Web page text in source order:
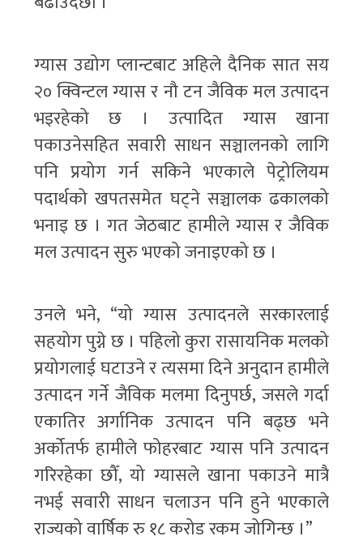
ग्यास उद्योग प्लान्टबाट अहिले दैनिक सात सय
२० क्विन्टल ग्यास र नौ टन जैविक मल उत्पादन
भइरहेको छ । उत्पादित ग्यास खाना
पकाउनेसहित सवारी साधन सञ्चालनको लागि
पनि प्रयोग गर्न सकिने भएकाले पेट्रोलियम
पदार्थको खपतसमेत घट्ने सञ्चालक ढकालको
भनाइ छ । गत जेठबाट हामीले ग्यास र जैविक
मल उत्पादन सुरु भएको जनाइएको छ ।
उनले भने, “यो ग्यास उत्पादनले सरकारलाई
सहयोग पुग्ने छ । पहिलो कुरा रासायनिक मलको
प्रयोगलाई घटाउने र त्यसमा दिने अनुदान हामीले
उत्पादन गर्ने जैविक मलमा दिनुपर्छ, जसले गर्दा
एकातिर अर्गानिक उत्पादन पनि बढ्छ भने
अर्कोतर्फ हामीले फोहरबाट ग्यास पनि उत्पादन
गरिरहेका छौँ, यो ग्यासले खाना पकाउने मात्रै
नभई सवारी साधन चलाउन पनि हुने भएकाले
राज्यको वार्षिक रु १८ करोड रकम जोगिन्छ ।”